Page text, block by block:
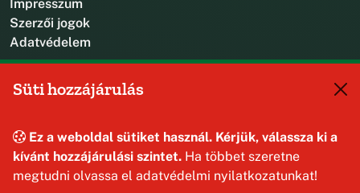
Impresszum
Szerzői jogok
Adatvédelem
8192 Hajmáskér, Kossuth Lajos u. 31.
Süti hozzájárulás
Ez a weboldal sütiket használ. Kérjük, válassza ki a
kívánt hozzájárulási szintet. Ha többet szeretne
megtudni olvassa el adatvédelmi nyilatkozatunkat!